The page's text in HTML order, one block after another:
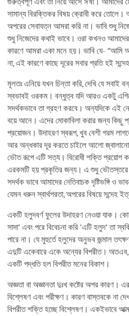
সামান্য বিরক্তিকর বিষয় ক্রোধী করে
অপরের সেবাযত্ন আমরা করি না। ভাবি শুধু
শুধু নিজেদের কথাই ভাবে। ওরা কখনও
কারণে আমরা একা মনে হয়। ভাবি যে- “আমি
না, এই কারণে কাছে দূরের সবার প্রতি হই
মূলতঃ এনিয়ে যখন চিন্তা করি, দেখি যে সবাই
স্বভাবই ওরকম। বন্ধুত্ব যদি আরও একটু
সদর্থকভাবে তা গ্রহণ করবে। অন্যদিকে এই
বয়ে আনে। এদের মোকাবিলা করার জন্য কিছু
প্রয়োজন। উদাহরণ স্বরূপ, খুব বেশী গরম
আর অন্ধকার দূর করতে চাইলে আলো জ্বালানো
ভৌত রূপে এটি সত্য। বিরোধী শক্তি প্রয়োগ
এরকমটি হয় প্রকৃতির জন্য। এ শুধু
সদর্থক ভাবে আমাদের নেতিবাচক দৃষ্টিভঙ্গি ও
যেমন ধরুন স্বার্থপরতা, অপরের বিষয়ে সন্দেহ
একটি হলুদবর্ণ ফুলের উদাহরণ নেওয়া যাক।
সাদা’ এবং পরে বিবেচনা করি ‘এটি হলুদ’ তা
পারে না। যে মুহুর্তে হলুদের অনুভব জন্মাল
এদুটি একেবারে একে অন্যের বিপরীত।
একটি পদ্ধতি হল বিপরীত মনের বিকাশ।
অজ্ঞতা বা অজ্ঞানতা দুঃখ কষ্টের অপর কারণ।
বিশ্লেষণ এবং পরীক্ষণ। কারণ বাস্তবকে না
বিপরীত শক্তি হচ্ছে বিশ্লেষণ। একইভাবে